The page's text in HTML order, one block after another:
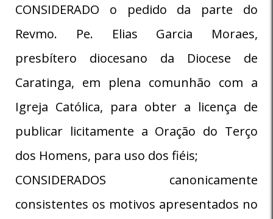
CONSIDERADO o pedido da parte do
Revmo. Pe. Elias Garcia Moraes,
presbítero diocesano da Diocese de
Caratinga, em plena comunhão com a
Igreja Católica, para obter a licença de
publicar licitamente a Oração do Terço
dos Homens, para uso dos fiéis;
CONSIDERADOS canonicamente
consistentes os motivos apresentados no